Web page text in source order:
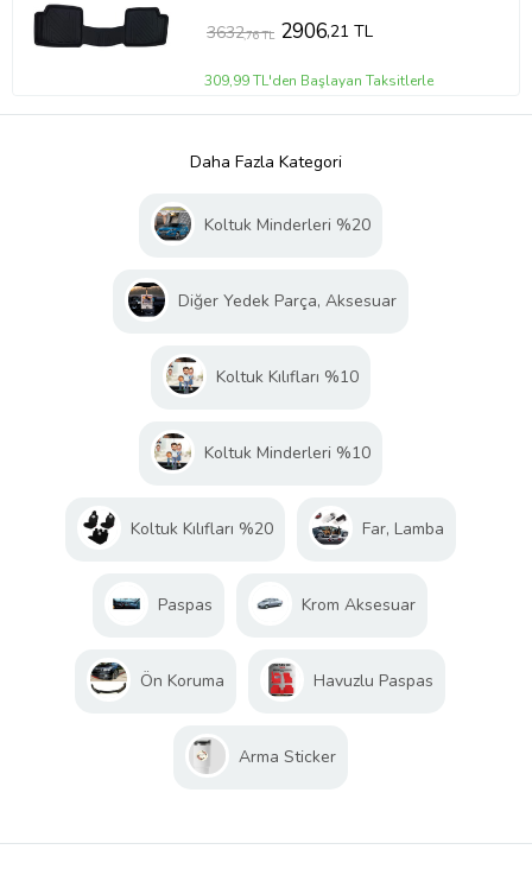
3632,76 TL 2906,21 TL
309,99 TL'den Başlayan Taksitlerle
Daha Fazla Kategori
Koltuk Minderleri %20
Diğer Yedek Parça, Aksesuar
Koltuk Kılıfları %10
Koltuk Minderleri %10
Koltuk Kılıfları %20 Far, Lamba
Paspas Krom Aksesuar
Ön Koruma Havuzlu Paspas
Arma Sticker